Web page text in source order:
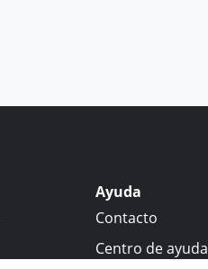
Ayuda
Contacto
Centro de ayuda